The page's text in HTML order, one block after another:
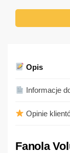
Opis
Informacje
Opinie
Fanola